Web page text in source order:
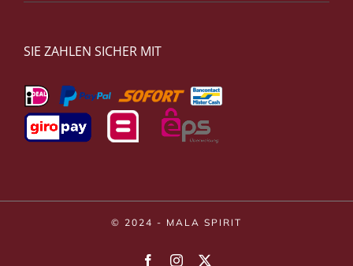
SIE ZAHLEN SICHER MIT
© 2024 - MALA SPIRIT
FacebookInstagram